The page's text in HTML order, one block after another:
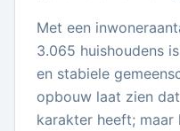
Met een
3.065 huishoudens
en stabiele
opbouw laat zien
karakter heeft;